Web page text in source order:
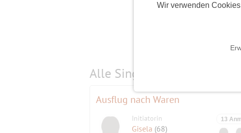
Wir verwenden
Das coole Ambiente des Clubs, die
Altersgruppe zu feiern, zu flirten und mal
Alle Single-Events am
Ausflug nach Waren
Initiatorin
Gisela (68)
13